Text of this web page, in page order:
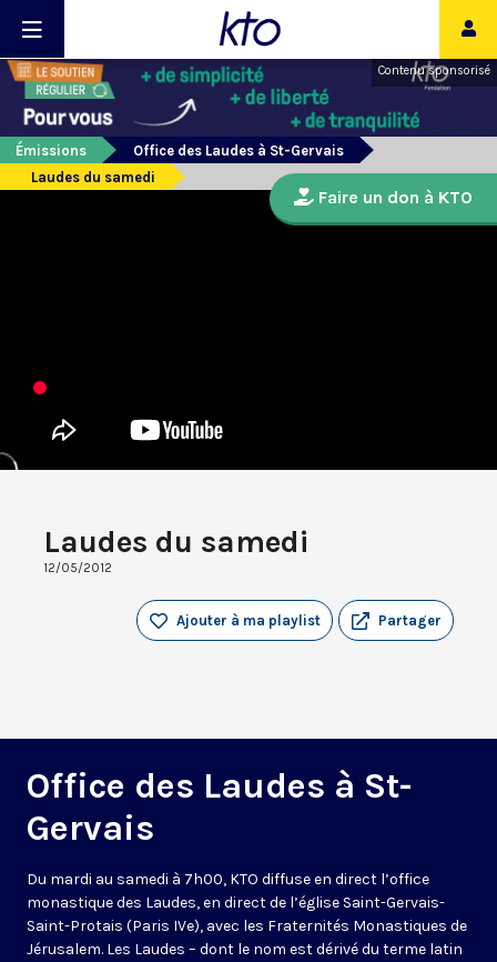
Contenu sponsorisé
Émissions
Office des Laudes à St-Gervais
Laudes du samedi
Laudes du samedi
12/05/2012
Partager
Ajouter à ma playlist
Office des Laudes à St-
Gervais
Du mardi au samedi à 7h00, KTO diffuse en direct l’office
monastique des Laudes, en direct de l’église Saint-Gervais-
Saint-Protais (Paris IVe), avec les Fraternités Monastiques de
Jérusalem. Les Laudes – dont le nom est dérivé du terme latin
Faire un don à KTO